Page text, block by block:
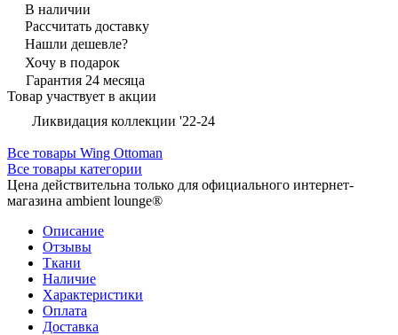
В наличии
Рассчитать доставку
Нашли дешевле?
Хочу в подарок
Гарантия 24 месяца
Товар участвует в акции
Ликвидация коллекции '22-24
Все товары Wing Ottoman
Все товары категории
Цена действительна только для официального интернет-
магазина ambient lounge®
Описание
Отзывы
Ткани
Наличие
Характеристики
Оплата
Доставка